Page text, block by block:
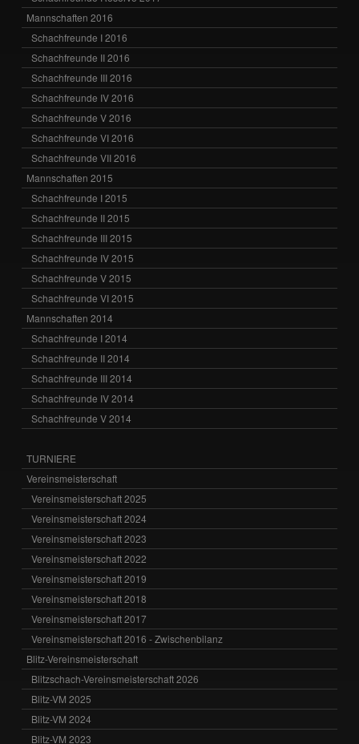
Mannschaften 2016
Schachfreunde I 2016
Schachfreunde II 2016
Schachfreunde III 2016
Schachfreunde IV 2016
Schachfreunde V 2016
Schachfreunde VI 2016
Schachfreunde VII 2016
Mannschaften 2015
Schachfreunde I 2015
Schachfreunde II 2015
Schachfreunde III 2015
Schachfreunde IV 2015
Schachfreunde V 2015
Schachfreunde VI 2015
Mannschaften 2014
Schachfreunde I 2014
Schachfreunde II 2014
Schachfreunde III 2014
Schachfreunde IV 2014
Schachfreunde V 2014
TURNIERE
Vereinsmeisterschaft
Vereinsmeisterschaft 2025
Vereinsmeisterschaft 2024
Vereinsmeisterschaft 2023
Vereinsmeisterschaft 2022
Vereinsmeisterschaft 2019
Vereinsmeisterschaft 2018
Vereinsmeisterschaft 2017
Vereinsmeisterschaft 2016 - Zwischenbilanz
Blitz-Vereinsmeisterschaft
Blitzschach-Vereinsmeisterschaft 2026
Blitz-VM 2025
Blitz-VM 2024
Blitz-VM 2023